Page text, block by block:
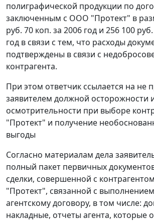
полиграфической продукции по
заключенным с ООО "Протект" в
руб. 70 коп. за 2006 год и 256 100
год в связи с тем, что расходы
подтверждены в связи с
контрагента.
При этом ответчик ссылается на не
заявителем должной осторожности
осмотрительности при выборе
"Протект" и получение
выгоды
Согласно материалам дела
полный пакет первичных
сделки, совершенной с
"Протект", связанной с
агентскому договору, в том числе:
накладные, отчеты агента, которые